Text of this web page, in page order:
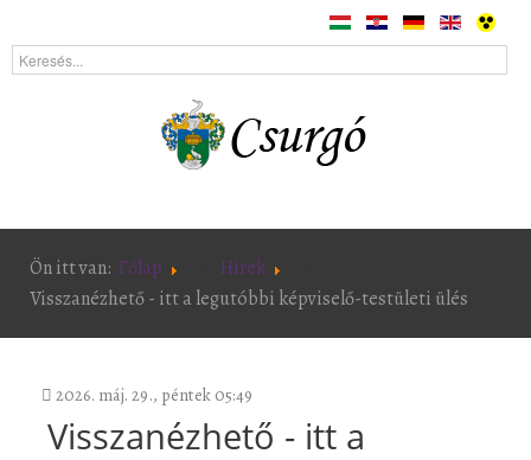
Ön itt van: Főlap
Hírek
Visszanézhető - itt a legutóbbi képviselő-testületi ülés
2026. máj. 29., péntek 05:49
Visszanézhető - itt a